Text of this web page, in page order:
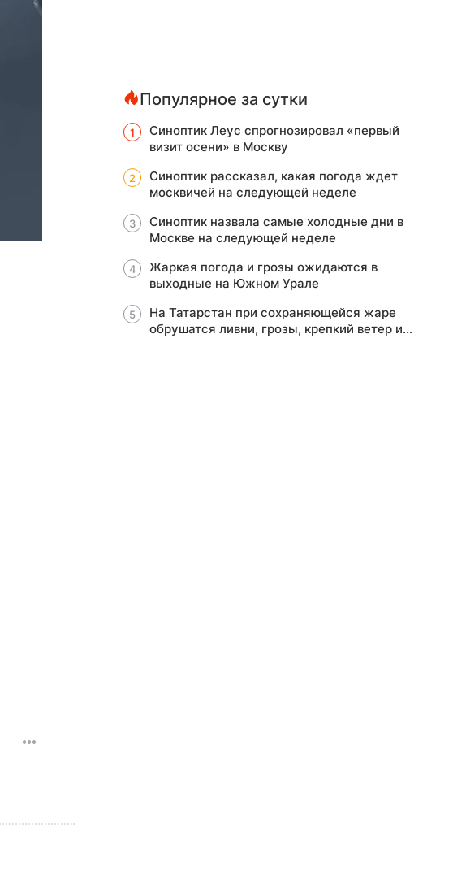
Популярное за сутки
Синоптик Леус спрогнозировал «первый
визит осени» в Москву
Синоптик рассказал, какая погода ждет
москвичей на следующей неделе
Синоптик назвала самые холодные дни в
Москве на следующей неделе
Жаркая погода и грозы ожидаются в
выходные на Южном Урале
На Татарстан при сохраняющейся жаре
обрушатся ливни, грозы, крепкий ветер и